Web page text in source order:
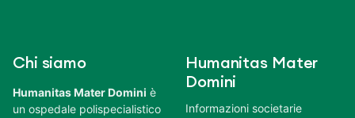
Chi siamo
Humanitas Mater Domini è
un ospedale polispecialistico
Humanitas Mater
Domini
Informazioni societarie